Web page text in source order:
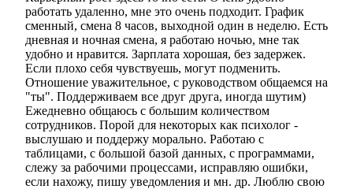
работать удаленно, мне это очень подходит. График
сменный, смена 8 часов, выходной один в неделю. Есть
дневная и ночная смена, я работаю ночью, мне так
удобно и нравится. Зарплата хорошая, без задержек.
Если плохо себя чувствуешь, могут подменить.
Отношение уважительное, с руководством общаемся на
"ты". Поддерживаем все друг друга, иногда шутим)
Ежедневно общаюсь с большим количеством
сотрудников. Порой для некоторых как психолог -
выслушаю и поддержу морально. Работаю с
таблицами, с большой базой данных, с программами,
слежу за рабочими процессами, исправляю ошибки,
если нахожу, пишу уведомления и мн. др. Люблю свою